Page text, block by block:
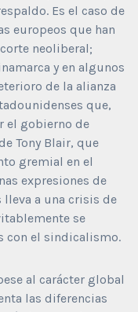
Es el caso de
europeos que han
neoliberal;
y en algunos
de la alianza
que,
el gobierno de
Tony Blair, que
gremial en el
expresiones de
lleva a una crisis de
se
con el sindicalismo.
al carácter global
las diferencias